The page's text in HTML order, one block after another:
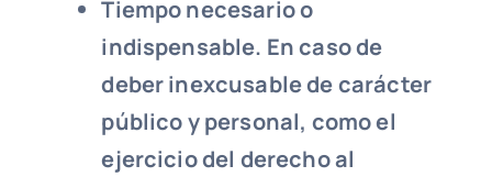
Tiempo necesario o
indispensable. En caso de
deber inexcusable de carácter
público y personal, como el
ejercicio del derecho al